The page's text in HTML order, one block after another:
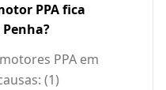
PPA fica
PPA em
(1)